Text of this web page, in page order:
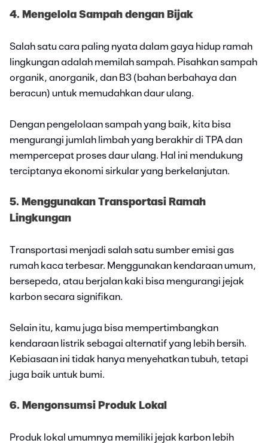
4. Mengelola Sampah dengan Bijak
Salah satu cara paling nyata dalam gaya hidup ramah
lingkungan adalah memilah sampah. Pisahkan sampah
organik, anorganik, dan B3 (bahan berbahaya dan
beracun) untuk memudahkan daur ulang.
Dengan pengelolaan sampah yang baik, kita bisa
mengurangi jumlah limbah yang berakhir di TPA dan
mempercepat proses daur ulang. Hal ini mendukung
terciptanya ekonomi sirkular yang berkelanjutan.
5. Menggunakan Transportasi Ramah
Lingkungan
Transportasi menjadi salah satu sumber emisi gas
rumah kaca terbesar. Menggunakan kendaraan umum,
bersepeda, atau berjalan kaki bisa mengurangi jejak
karbon secara signifikan.
Selain itu, kamu juga bisa mempertimbangkan
kendaraan listrik sebagai alternatif yang lebih bersih.
Kebiasaan ini tidak hanya menyehatkan tubuh, tetapi
juga baik untuk bumi.
6. Mengonsumsi Produk Lokal
Produk lokal umumnya memiliki jejak karbon lebih